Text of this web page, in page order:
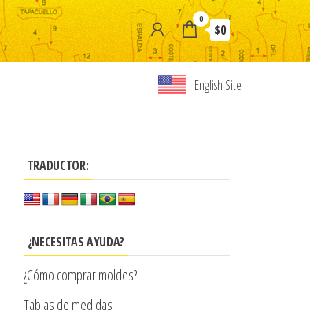
0
$0
English Site
TRADUCTOR:
¿NECESITAS AYUDA?
¿Cómo comprar moldes?
Tablas de medidas